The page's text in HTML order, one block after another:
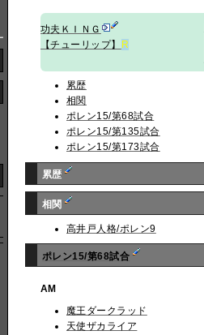
功夫ＫＩＮＧ
【チューリップ】 R
累歴
相関
ポレン15/第68試合
ポレン15/第135試合
ポレン15/第173試合
累歴
相関
高井戸人格/ポレン9
ポレン15/第68試合
AM
魔王ダークラッド
天使ザカライア